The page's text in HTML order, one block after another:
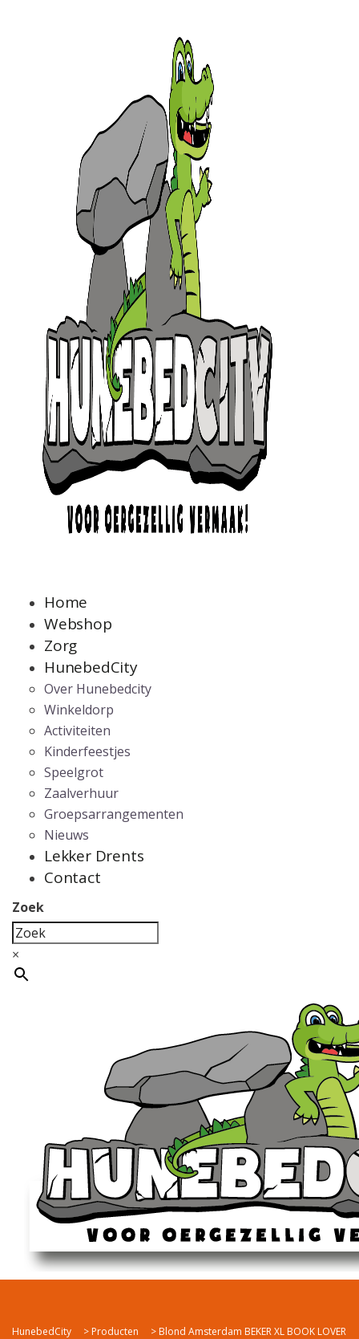
Home
Webshop
Zorg
HunebedCity
Over Hunebedcity
Winkeldorp
Activiteiten
Kinderfeestjes
Speelgrot
Zaalverhuur
Groepsarrangementen
Nieuws
Lekker Drents
Contact
Zoek
×
HunebedCity > Producten > Blond Amsterdam BEKER XL BOOK LOVER